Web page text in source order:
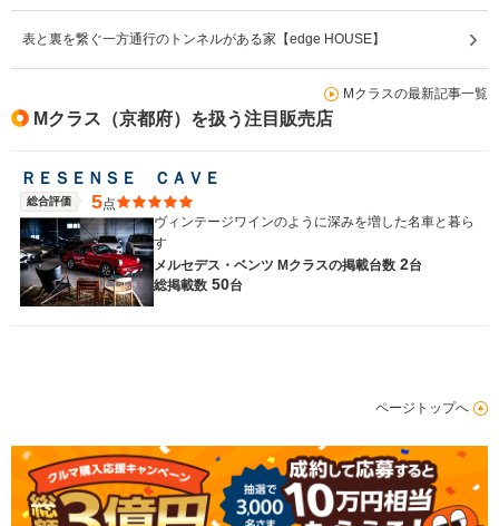
表と裏を繋ぐ一方通行のトンネルがある家【edge HOUSE】
Mクラスの最新記事一覧
Mクラス（京都府）を扱う注目販売店
ＲＥＳＥＮＳＥ ＣＡＶＥ
総合評価 5点
ヴィンテージワインのように深みを増した名車と暮ら
す
メルセデス・ベンツ Mクラスの掲載台数 2台
総掲載数 50台
ページトップへ